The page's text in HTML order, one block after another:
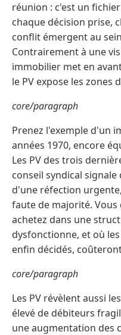
réunion : c'est un
chaque décision prise,
conflit émergent au
Contrairement à une
immobilier met en
le PV expose les zones
core/paragraph
Prenez l'exemple d'un
années 1970, encore
Les PV des trois
conseil syndical
d'une réfection
faute de majorité. Vous
achetez dans une
dysfonctionne, et où
enfin décidés,
core/paragraph
Les PV révèlent aussi
élevé de débiteurs
une augmentation des